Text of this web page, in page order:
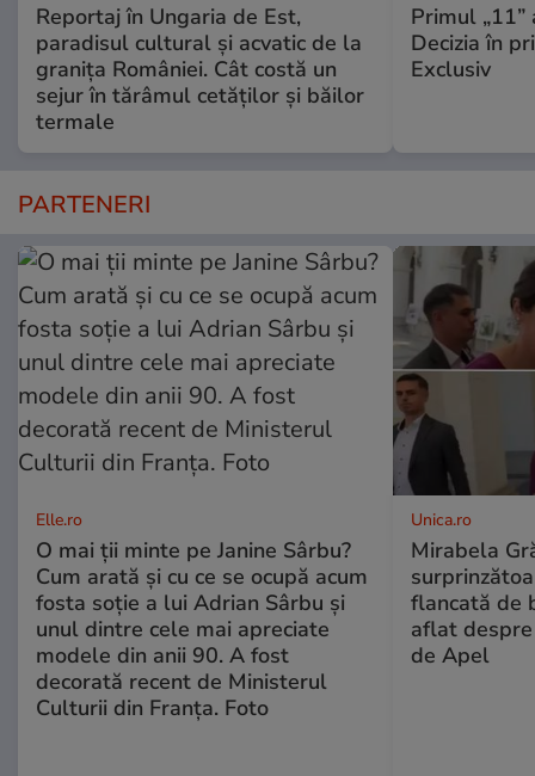
Reportaj în Ungaria de Est,
paradisul cultural și acvatic de la
granița României. Cât costă un
sejur în tărâmul cetăților și băilor
termale
Primul „11”
Decizia în
Exclusiv
PARTENERI
Elle.ro
O mai ții minte pe Janine Sârbu?
Cum arată și cu ce se ocupă acum
fosta soție a lui Adrian Sârbu și
unul dintre cele mai apreciate
modele din anii 90. A fost
decorată recent de Ministerul
Culturii din Franța. Foto
Unica.ro
Mirabela
flancată de
aflat
de Apel